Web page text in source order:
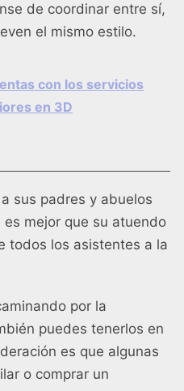
de coordinar entre sí,
el mismo estilo.
con los servicios
en 3D
sus padres y abuelos
es mejor que su atuendo
todos los asistentes a la
por la
puedes tenerlos en
es que algunas
o comprar un